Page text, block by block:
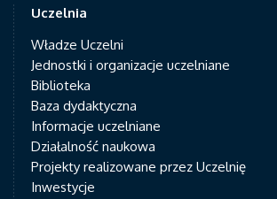
Uczelnia
Władze Uczelni
Jednostki i organizacje uczelniane
Biblioteka
Baza dydaktyczna
Informacje uczelniane
Działalność naukowa
Projekty realizowane przez Uczelnię
Inwestycje